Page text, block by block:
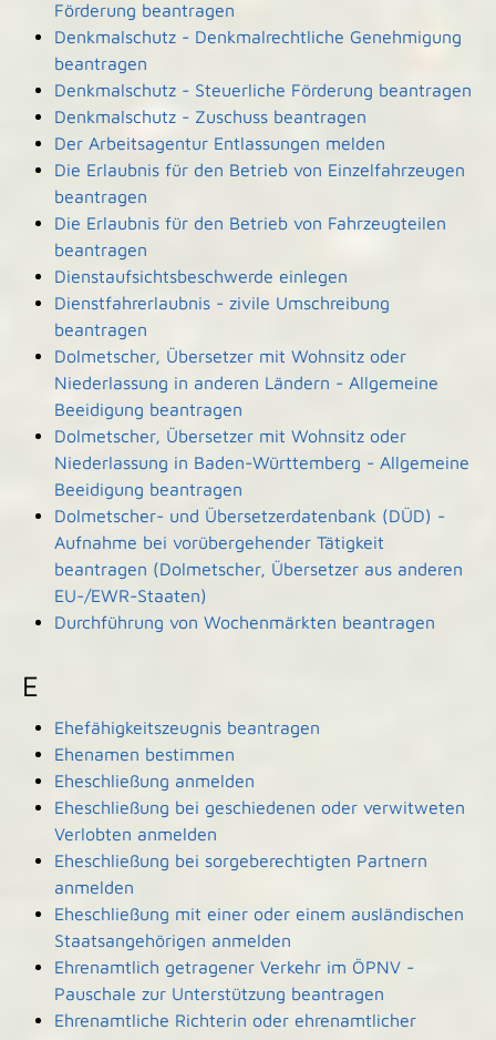
Förderung beantragen
Denkmalschutz - Denkmalrechtliche Genehmigung
beantragen
Denkmalschutz - Steuerliche Förderung beantragen
Denkmalschutz - Zuschuss beantragen
Der Arbeitsagentur Entlassungen melden
Die Erlaubnis für den Betrieb von Einzelfahrzeugen
beantragen
Die Erlaubnis für den Betrieb von Fahrzeugteilen
beantragen
Dienstaufsichtsbeschwerde einlegen
Dienstfahrerlaubnis - zivile Umschreibung
beantragen
Dolmetscher, Übersetzer mit Wohnsitz oder
Niederlassung in anderen Ländern - Allgemeine
Beeidigung beantragen
Dolmetscher, Übersetzer mit Wohnsitz oder
Niederlassung in Baden-Württemberg - Allgemeine
Beeidigung beantragen
Dolmetscher- und Übersetzerdatenbank (DÜD) -
Aufnahme bei vorübergehender Tätigkeit
beantragen (Dolmetscher, Übersetzer aus anderen
EU-/EWR-Staaten)
Durchführung von Wochenmärkten beantragen
E
Ehefähigkeitszeugnis beantragen
Ehenamen bestimmen
Eheschließung anmelden
Eheschließung bei geschiedenen oder verwitweten
Verlobten anmelden
Eheschließung bei sorgeberechtigten Partnern
anmelden
Eheschließung mit einer oder einem ausländischen
Staatsangehörigen anmelden
Ehrenamtlich getragener Verkehr im ÖPNV -
Pauschale zur Unterstützung beantragen
Ehrenamtliche Richterin oder ehrenamtlicher